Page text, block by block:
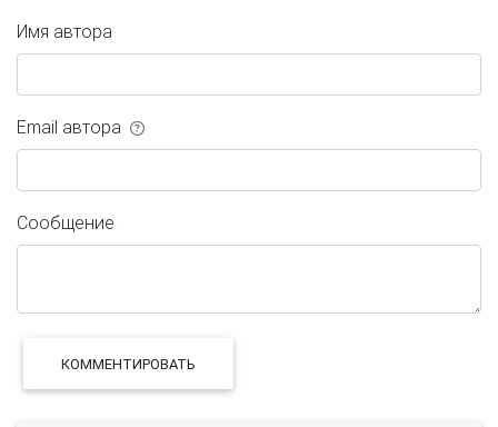
Имя автора
Email автора
Сообщение
КОММЕНТИРОВАТЬ